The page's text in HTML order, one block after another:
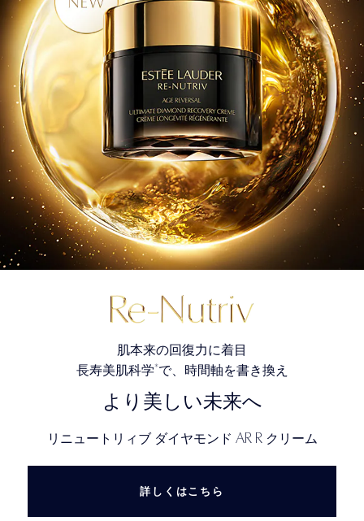
肌本来の回復力に着目
長寿美肌科学*で、時間軸を書き換え
より美しい未来へ
リニュートリィブ ダイヤモンド AR R クリーム
詳しくはこちら